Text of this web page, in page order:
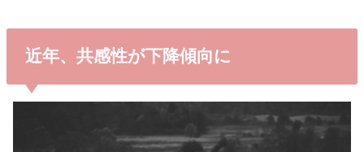
近年、共感性が下降傾向に